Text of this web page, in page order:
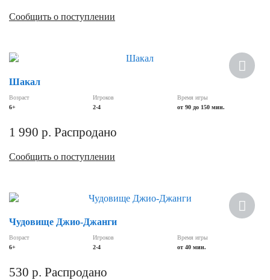
Сообщить о поступлении
Хит
Шакал
Возраст
6+
Игроков
2-4
Время игры
от 90 до 150 мин.
1 990 р. Распродано
Сообщить о поступлении
Чудовище Джио-Джанги
Возраст
6+
Игроков
2-4
Время игры
от 40 мин.
530 р. Распродано